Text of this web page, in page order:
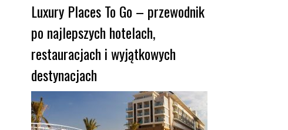
Luxury Places To Go – przewodnik
po najlepszych hotelach,
restauracjach i wyjątkowych
destynacjach